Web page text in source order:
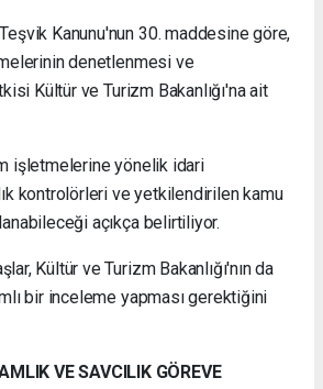
Kanunu'nun 30. maddesine göre,
denetlenmesi ve
Kültür ve Turizm Bakanlığı'na ait
işletmelerine yönelik idari
kontrolörleri ve yetkilendirilen kamu
açıkça belirtiliyor.
Kültür ve Turizm Bakanlığı'nın da
bir inceleme yapması gerektiğini
VE SAVCILIK GÖREVE